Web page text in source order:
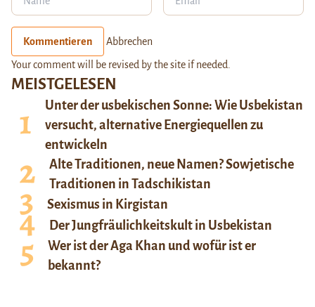
MEISTGELESEN
Unter der usbekischen Sonne: Wie Usbekistan
versucht, alternative Energiequellen zu
entwickeln
Alte Traditionen, neue Namen? Sowjetische
Traditionen in Tadschikistan
Sexismus in Kirgistan
Der Jungfräulichkeitskult in Usbekistan
Wer ist der Aga Khan und wofür ist er
bekannt?
Kommentieren Abbrechen
Your comment will be revised by the site if needed.